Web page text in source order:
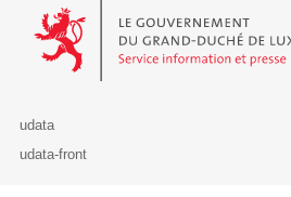
Le Gouvernement du Grand-Duché
udata
udata-front